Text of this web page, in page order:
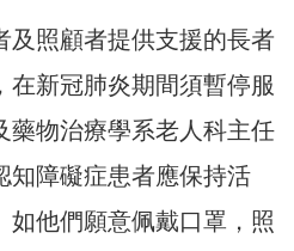
及照顧者提供支援的長者
在新冠肺炎期間須暫停服
藥物治療學系老人科主任
知障礙症患者應保持活
如他們願意佩戴口罩，照